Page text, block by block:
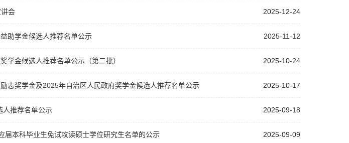
会 2025-12-24
助学金候选人推荐名单公示 2025-11-12
学金候选人推荐名单公示（第二批） 2025-10-24
志奖学金及2025年自治区人民政府奖学金候选人推荐名单公示 2025-10-17
人推荐名单公示 2025-09-18
届本科毕业生免试攻读硕士学位研究生名单的公示 2025-09-09